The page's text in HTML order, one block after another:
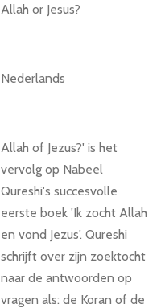
Allah or Jesus?
Nederlands
Allah of Jezus?' is het
vervolg op Nabeel
Qureshi's succesvolle
eerste boek 'Ik zocht Allah
en vond Jezus'. Qureshi
schrijft over zijn zoektocht
naar de antwoorden op
vragen als: de Koran of de